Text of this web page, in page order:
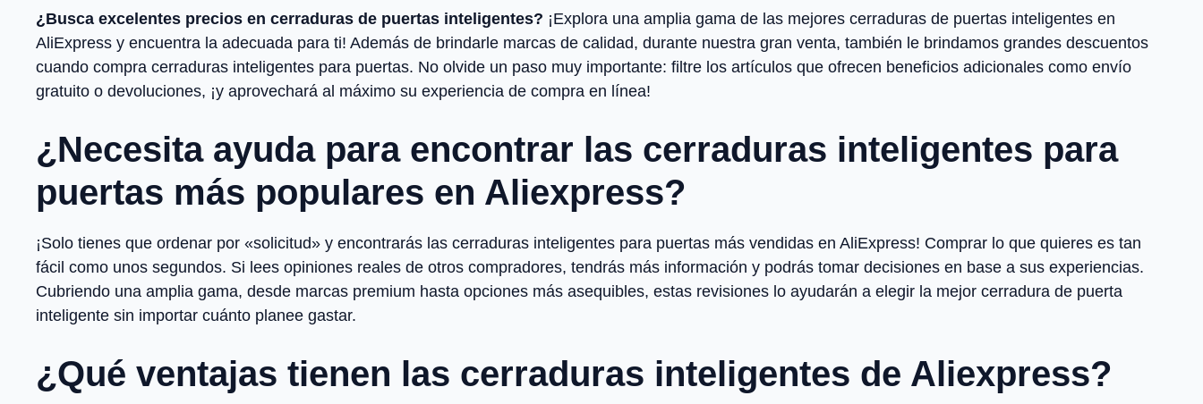
¿Busca excelentes precios en cerraduras de puertas inteligentes? ¡Explora una amplia gama de las mejores cerraduras de puertas inteligentes en
AliExpress y encuentra la adecuada para ti! Además de brindarle marcas de calidad, durante nuestra gran venta, también le brindamos grandes descuentos
cuando compra cerraduras inteligentes para puertas. No olvide un paso muy importante: filtre los artículos que ofrecen beneficios adicionales como envío
gratuito o devoluciones, ¡y aprovechará al máximo su experiencia de compra en línea!
¿Necesita ayuda para encontrar las cerraduras inteligentes para
puertas más populares en Aliexpress?
¡Solo tienes que ordenar por «solicitud» y encontrarás las cerraduras inteligentes para puertas más vendidas en AliExpress! Comprar lo que quieres es tan
fácil como unos segundos. Si lees opiniones reales de otros compradores, tendrás más información y podrás tomar decisiones en base a sus experiencias.
Cubriendo una amplia gama, desde marcas premium hasta opciones más asequibles, estas revisiones lo ayudarán a elegir la mejor cerradura de puerta
inteligente sin importar cuánto planee gastar.
¿Qué ventajas tienen las cerraduras inteligentes de Aliexpress?